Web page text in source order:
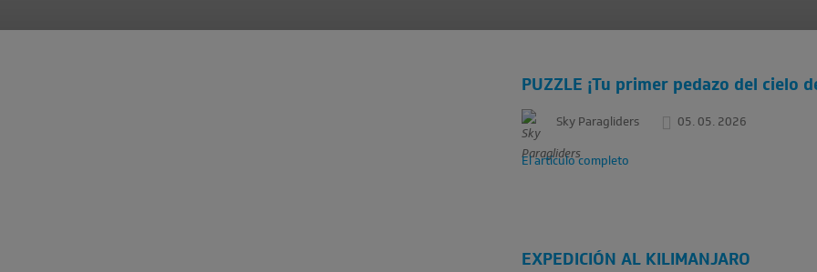
PUZZLE ¡Tu primer pedazo del cielo
Sky Paragliders 05. 05. 2026
El artículo completo
EXPEDICIÓN AL KILIMANJARO